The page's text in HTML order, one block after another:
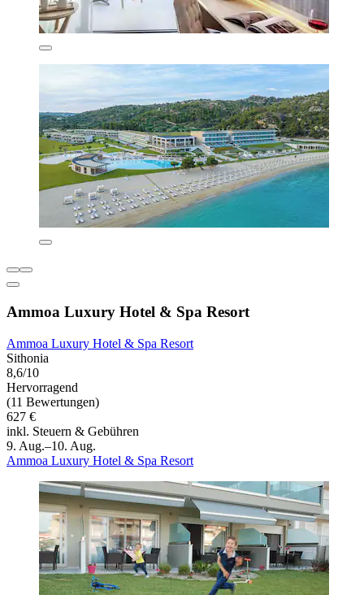
Ammoa Luxury Hotel & Spa Resort
Ammoa Luxury Hotel & Spa Resort
Sithonia
8,6/10
Hervorragend
(11 Bewertungen)
627 €
inkl. Steuern & Gebühren
9. Aug.–10. Aug.
Ammoa Luxury Hotel & Spa Resort